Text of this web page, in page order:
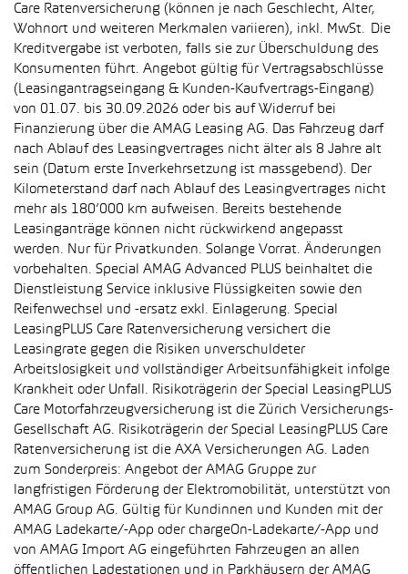
Care Ratenversicherung (können je nach Geschlecht, Alter,
Wohnort und weiteren Merkmalen variieren), inkl. MwSt. Die
Kreditvergabe ist verboten, falls sie zur Überschuldung des
Konsumenten führt. Angebot gültig für Vertragsabschlüsse
(Leasingantragseingang & Kunden-Kaufvertrags-Eingang)
von 01.07. bis 30.09.2026 oder bis auf Widerruf bei
Finanzierung über die AMAG Leasing AG. Das Fahrzeug darf
nach Ablauf des Leasingvertrages nicht älter als 8 Jahre alt
sein (Datum erste Inverkehrsetzung ist massgebend). Der
Kilometerstand darf nach Ablauf des Leasingvertrages nicht
mehr als 180’000 km aufweisen. Bereits bestehende
Leasinganträge können nicht rückwirkend angepasst
werden. Nur für Privatkunden. Solange Vorrat. Änderungen
vorbehalten. Special AMAG Advanced PLUS beinhaltet die
Dienstleistung Service inklusive Flüssigkeiten sowie den
Reifenwechsel und -ersatz exkl. Einlagerung. Special
LeasingPLUS Care Ratenversicherung versichert die
Leasingrate gegen die Risiken unverschuldeter
Arbeitslosigkeit und vollständiger Arbeitsunfähigkeit infolge
Krankheit oder Unfall. Risikoträgerin der Special LeasingPLUS
Care Motorfahrzeugversicherung ist die Zürich Versicherungs-
Gesellschaft AG. Risikoträgerin der Special LeasingPLUS Care
Ratenversicherung ist die AXA Versicherungen AG. Laden
zum Sonderpreis: Angebot der AMAG Gruppe zur
langfristigen Förderung der Elektromobilität, unterstützt von
AMAG Group AG. Gültig für Kundinnen und Kunden mit der
AMAG Ladekarte/-App oder chargeOn-Ladekarte/-App und
von AMAG Import AG eingeführten Fahrzeugen an allen
öffentlichen Ladestationen und in Parkhäusern der AMAG